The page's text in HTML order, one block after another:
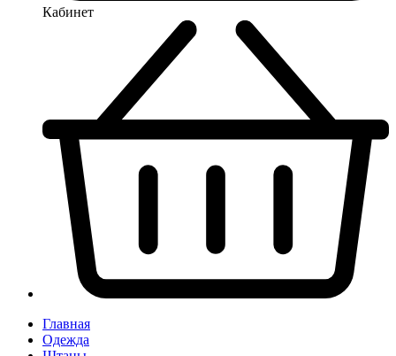
Кабинет
Главная
Одежда